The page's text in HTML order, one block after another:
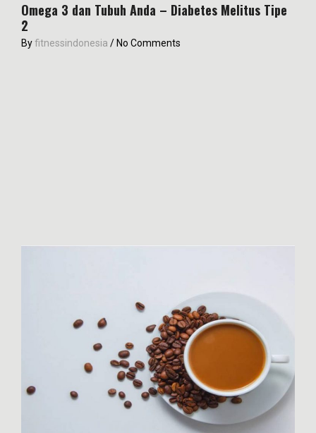
Omega 3 dan Tubuh Anda – Diabetes Melitus Tipe
2
Byfitnessindonesia / No Comments